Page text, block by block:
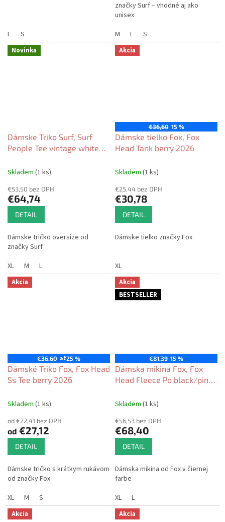
L S
značky Surf – vhodné aj ako
unisex
M
L S
Novinka
Dámske Triko Surf, Surf
People Tee vintage white
Skladem (1 ks)
€53,50 bez DPH
€64,74
DETAIL
Dámske tričko oversize od
značky Surf
XL
M L
Akcia
€36,60 15 %
Dámske tielko Fox, Fox
Head Tank berry 2026
Skladem (1 ks)
€25,44 bez DPH
€30,78
DETAIL
Dámske tielko značky Fox
XL
Akcia
€36,60 až25 %
Dámské Triko Fox, Fox Head
Ss Tee berry 2026
Skladem (1 ks)
od €22,41 bez DPH
od €27,12
DETAIL
Dámske tričko s krátkym rukávom
od značky Fox
XL
M S
Akcia
BESTSELLER
€81,39 15 %
Dámska mikina Fox, Fox
Head Fleece Po black/pink
Skladem (1 ks)
€56,53 bez DPH
€68,40
DETAIL
Dámska mikina od Fox v čiernej
farbe
XL
L
Akcia Akcia